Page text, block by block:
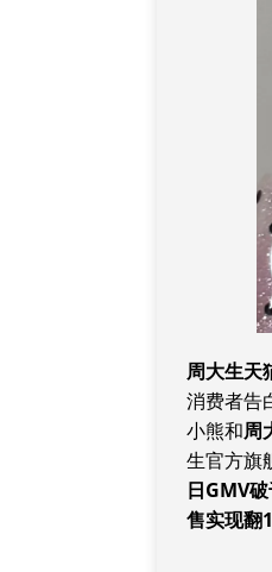
周大生天
消费者告
小熊和周
生官方旗
日GMV
售实现翻